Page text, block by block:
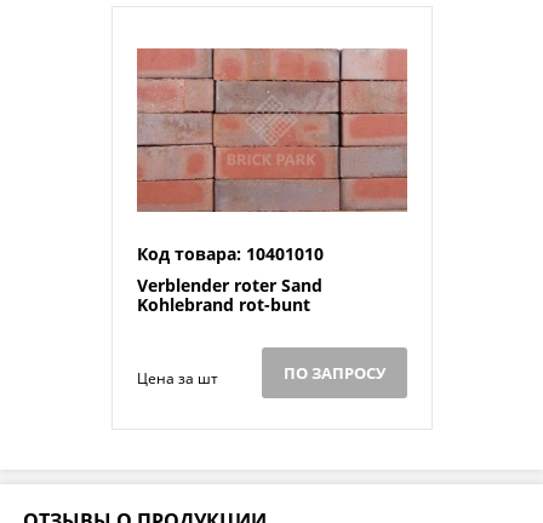
Код товара: 10401010
Verblender roter Sand
Kohlebrand rot-bunt
Цена за шт ПО ЗАПРОСУ